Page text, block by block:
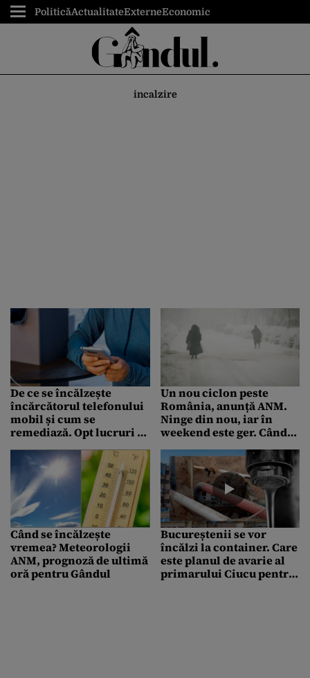
PoliticăActualitateExterneEconomic
incalzire
De ce se încălzește
încărcătorul telefonului
mobil și cum se
remediază. Opt lucruri la
Un nou ciclon peste
România, anunță ANM.
Ninge din nou, iar în
weekend este ger. Când
Când se încălzește
vremea? Meteorologii
ANM, prognoză de ultimă
oră pentru Gândul
Bucureștenii se vor
încălzi la container. Care
este planul de avarie al
primarului Ciucu pentru